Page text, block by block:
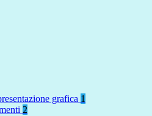
grafica 1
2